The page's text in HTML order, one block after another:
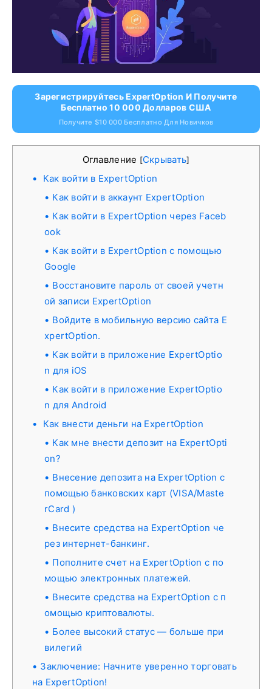
Зарегистрируйтесь ExpertOption И Получите
Бесплатно 10 000 Долларов США
Получите $10 000 Бесплатно Для Новичков
Оглавление [Скрывать]
Как войти в ExpertOption
Как войти в аккаунт ExpertOption
Как войти в ExpertOption через Faceb
ook
Как войти в ExpertOption с помощью
Google
Восстановите пароль от своей учетн
ой записи ExpertOption
Войдите в мобильную версию сайта E
xpertOption.
Как войти в приложение ExpertOptio
n для iOS
Как войти в приложение ExpertOptio
n для Android
Как внести деньги на ExpertOption
Как мне внести депозит на ExpertOpti
on?
Внесение депозита на ExpertOption с
помощью банковских карт (VISA/Maste
rCard )
Внесите средства на ExpertOption че
рез интернет-банкинг.
Пополните счет на ExpertOption с по
мощью электронных платежей.
Внесите средства на ExpertOption с п
омощью криптовалюты.
Более высокий статус — больше при
вилегий
Заключение: Начните уверенно торговать
на ExpertOption!